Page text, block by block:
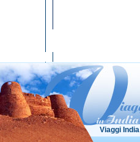
Viaggi India